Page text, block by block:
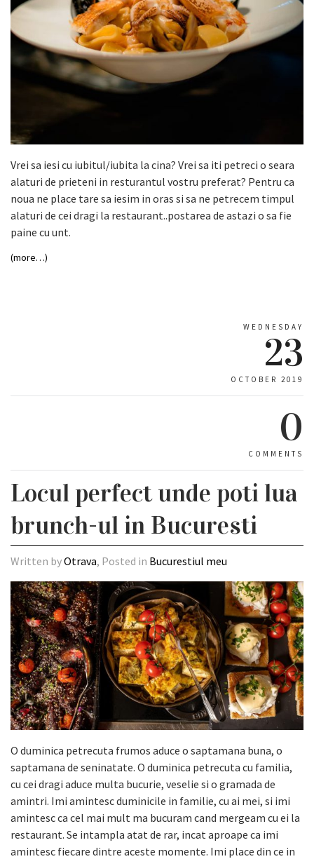
Vrei sa iesi cu iubitul/iubita la cina? Vrei sa iti petreci o seara
alaturi de prieteni in resturantul vostru preferat? Pentru ca
noua ne place tare sa iesim in oras si sa ne petrecem timpul
alaturi de cei dragi la restaurant..postarea de astazi o sa fie
paine cu unt.
(more…)
WEDNESDAY
23
OCTOBER 2019
0
COMMENTS
Locul perfect unde poti lua
brunch-ul in Bucuresti
Written byOtrava, Posted in Bucurestiul meu
O duminica petrecuta frumos aduce o saptamana buna, o
saptamana de seninatate. O duminica petrecuta cu familia,
cu cei dragi aduce multa bucurie, veselie si o gramada de
amintri. Imi amintesc duminicile in familie, cu ai mei, si imi
amintesc ca cel mai mult ma bucuram cand mergeam cu ei la
restaurant. Se intampla atat de rar, incat aproape ca imi
amintesc fiecare dintre aceste momente. Imi place din ce in